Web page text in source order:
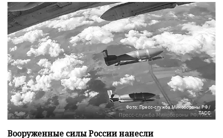
Фото: Пресс-служба Минобороны РФ/
ТАСС
Вооруженные силы России нанесли